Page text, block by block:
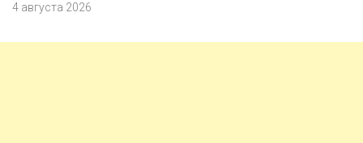
4 августа 2026